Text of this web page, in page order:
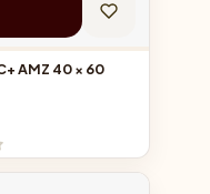
AMZ 40 × 60